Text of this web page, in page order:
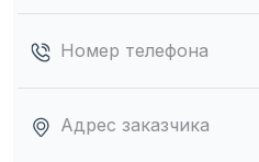
Номер телефона
Адрес заказчика